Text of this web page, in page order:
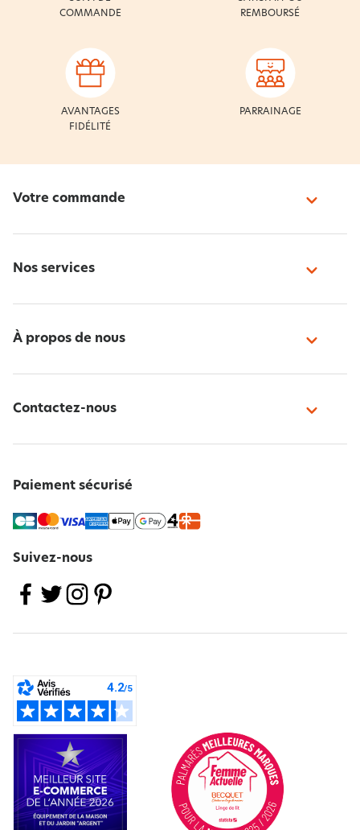
COMMANDE
REMBOURSÉ
AVANTAGES
FIDÉLITÉ
PARRAINAGE
Votre commande
Nos services
À propos de nous
Contactez-nous
Paiement sécurisé
Suivez-nous